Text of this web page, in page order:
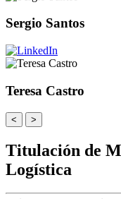
Sergio Santos
Teresa Castro
< >
Titulación de
Logística